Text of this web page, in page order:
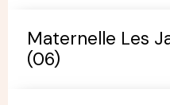
Maternelle Les
(06)